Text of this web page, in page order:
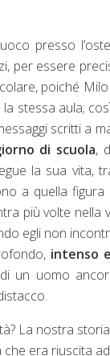
presso
per essere
poiché
stessa aula;
scritti a
di scuola,
la sua vita,
a quella
più volte nella
egli non
intenso
un uomo
La nostra
era riuscita